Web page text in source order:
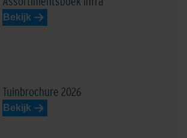
Bekijk
Tuinbrochure 2026
Bekijk